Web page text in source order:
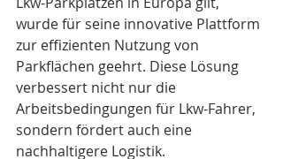
wurde für seine innovative Plattform
zur effizienten Nutzung von
Parkflächen geehrt. Diese Lösung
verbessert nicht nur die
Arbeitsbedingungen für Lkw-Fahrer,
sondern fördert auch eine
nachhaltigere Logistik.